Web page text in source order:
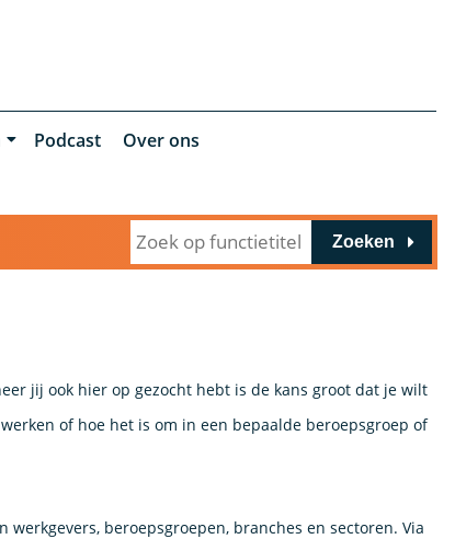
Podcast
Over ons
Zoeken
jij ook hier op gezocht hebt is de kans groot dat je wilt
of hoe het is om in een bepaalde beroepsgroep of
beroepsgroepen, branches en sectoren. Via